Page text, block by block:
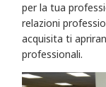
per la tua
relazioni
acquisita ti
professionali.